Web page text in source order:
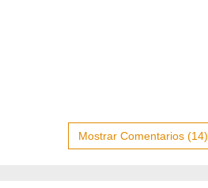
Mostrar Comentarios (14)